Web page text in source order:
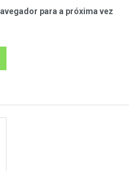
para a próxima vez